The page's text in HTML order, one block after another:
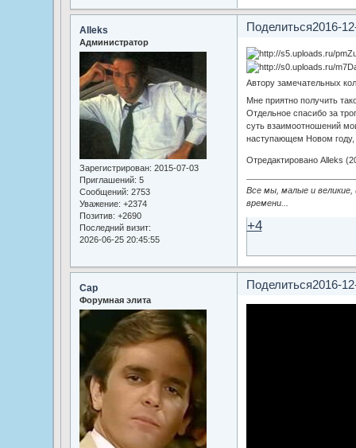
Поделиться2016-
Alleks
Администратор
Зарегистрирован: 2015-07-03
Приглашений: 5
Сообщений: 2753
Уважение: +2374
Позитив: +2690
Последний визит:
2026-06-25 20:45:55
Автору замечательных
Мне приятно получить
Отдельное спасибо за
суть взаимоотношений
наступающем Новом году,
Отредактировано Alleks
Все мы, малые и
времени...
+4
Поделиться2016-
Cap
Форумная элита